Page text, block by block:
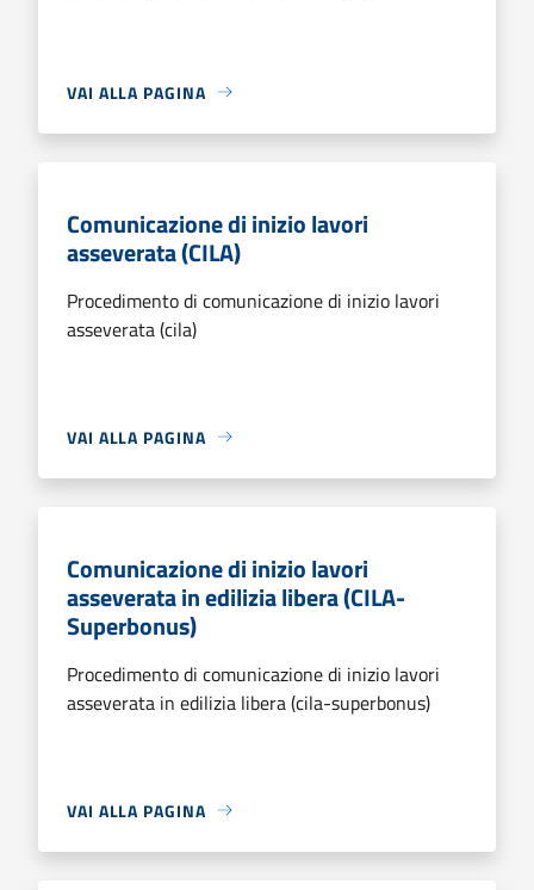
VAI ALLA PAGINA
Comunicazione di inizio lavori
asseverata (CILA)
Procedimento di comunicazione di inizio lavori
asseverata (cila)
VAI ALLA PAGINA
Comunicazione di inizio lavori
asseverata in edilizia libera (CILA-
Superbonus)
Procedimento di comunicazione di inizio lavori
asseverata in edilizia libera (cila-superbonus)
VAI ALLA PAGINA